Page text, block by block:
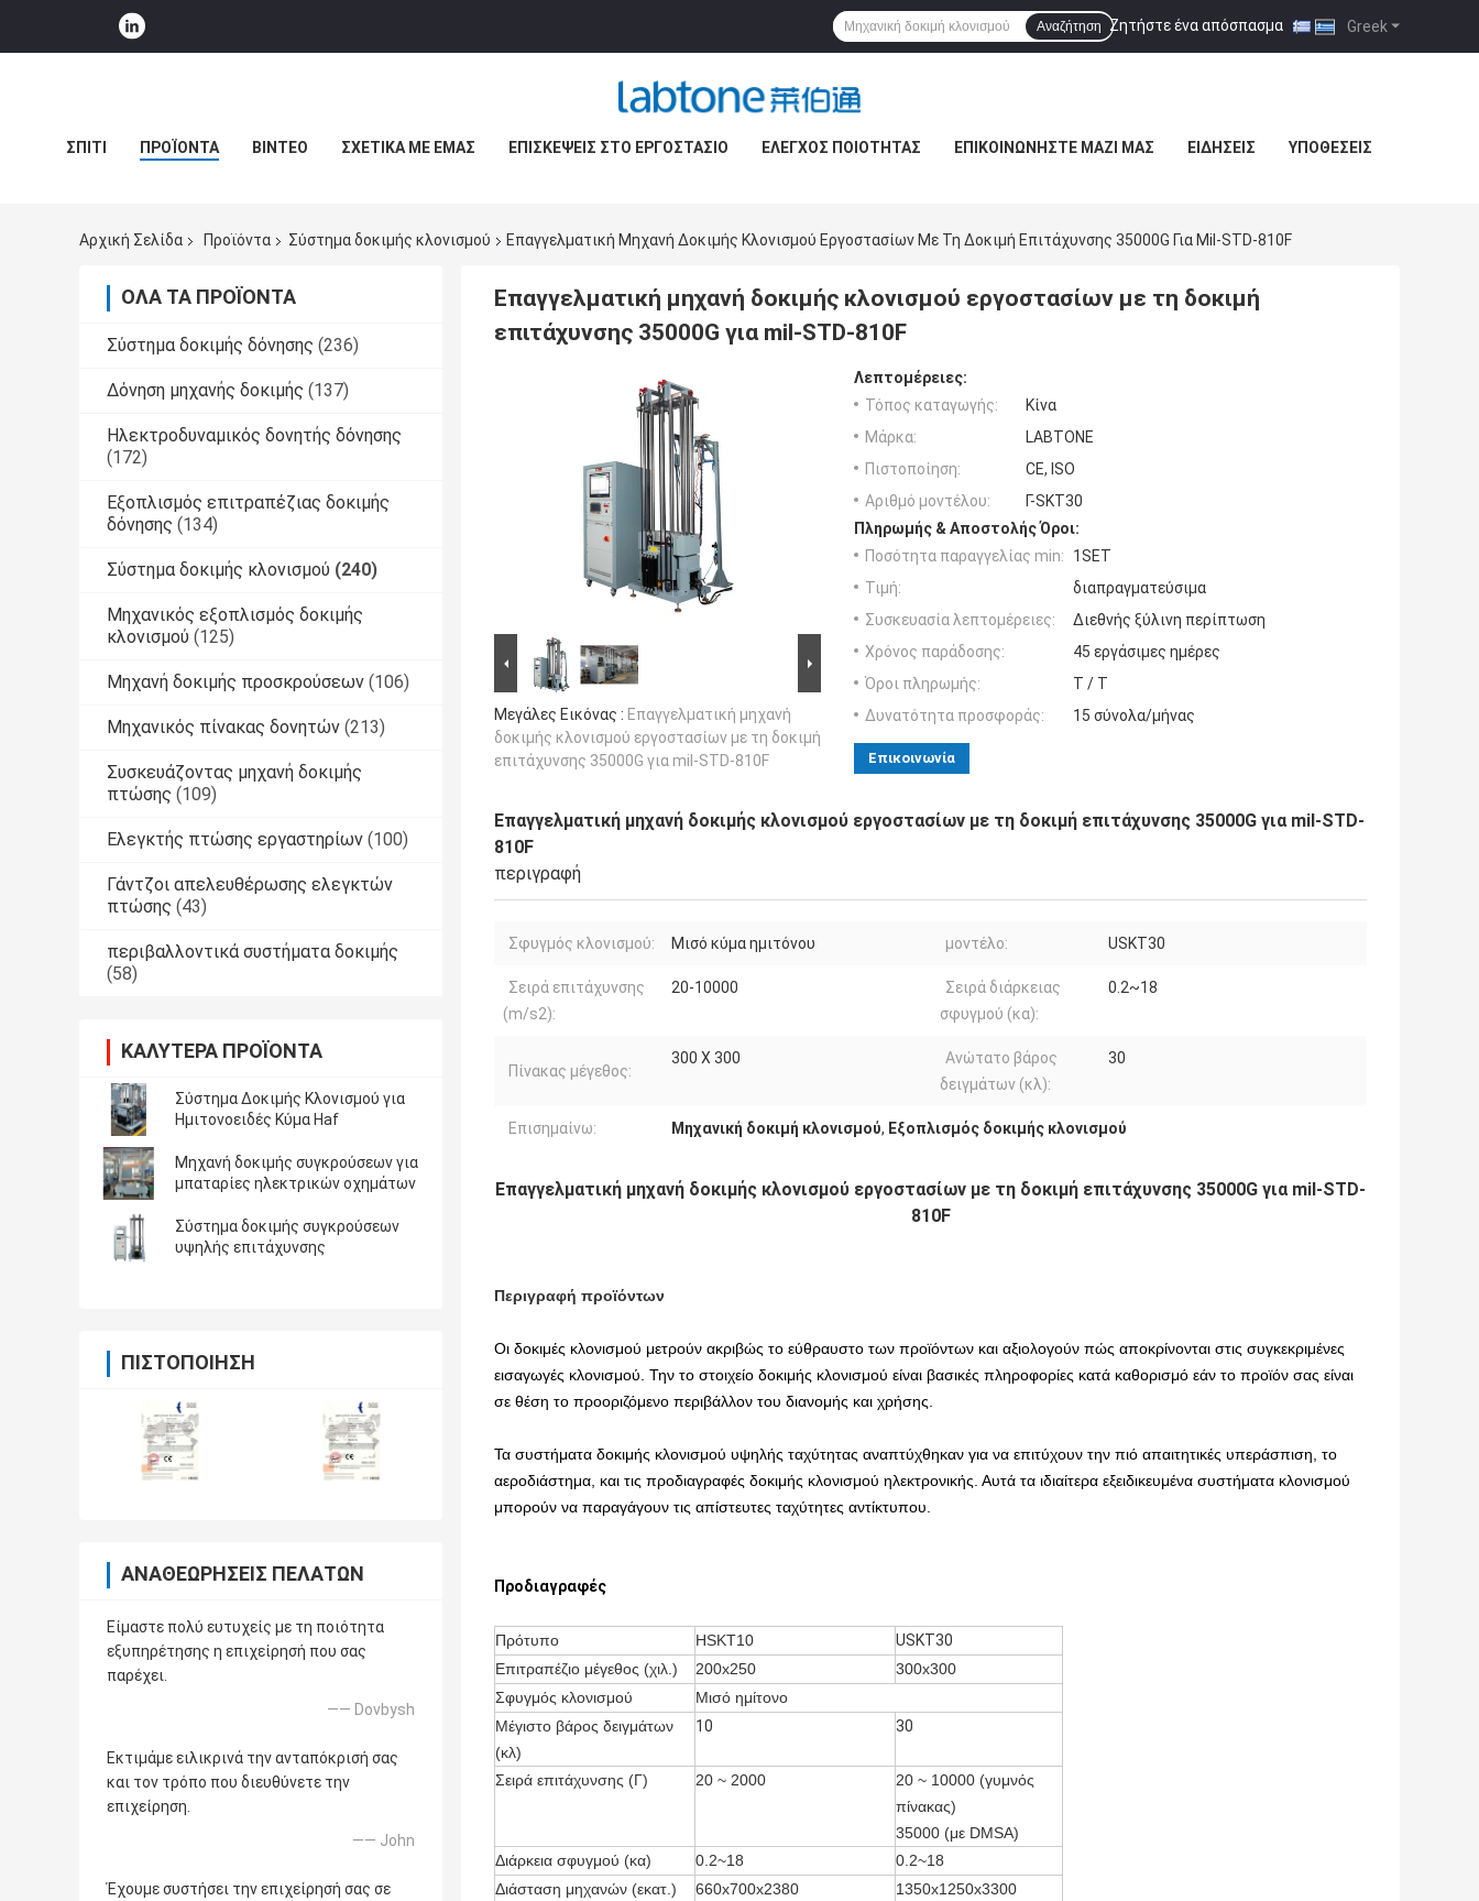
Greek
Ζητήστε ένα απόσπασμα |
Αναζήτηση
ΣΠΊΤΙ ΠΡΟΪΌΝΤΑ ΒΊΝΤΕΟ ΣΧΕΤΙΚΆ ΜΕ ΕΜΆΣ ΕΠΙΣΚΈΨΕΙΣ ΣΤΟ ΕΡΓΟΣΤΆΣΙΟ ΈΛΕΓΧΟΣ ΠΟΙΌΤΗΤΑΣ ΕΠΙΚΟΙΝΩΝΉΣΤΕ ΜΑΖΊ ΜΑΣ ΕΙΔΉΣΕΙΣ ΥΠΟΘΈΣΕΙΣ
Αρχική Σελίδα Προϊόντα Σύστημα δοκιμής κλονισμού Επαγγελματική Μηχανή Δοκιμής Κλονισμού Εργοστασίων Με Τη Δοκιμή Επιτάχυνσης 35000G Για Mil-STD-810F
ΌΛΑ ΤΑ ΠΡΟΪΌΝΤΑ
Σύστημα δοκιμής δόνησης (236)
Δόνηση μηχανής δοκιμής (137)
Ηλεκτροδυναμικός δονητής δόνησης
(172)
Εξοπλισμός επιτραπέζιας δοκιμής
δόνησης (134)
Σύστημα δοκιμής κλονισμού (240)
Μηχανικός εξοπλισμός δοκιμής
κλονισμού (125)
Μηχανή δοκιμής προσκρούσεων (106)
Μηχανικός πίνακας δονητών (213)
Συσκευάζοντας μηχανή δοκιμής
πτώσης (109)
Ελεγκτής πτώσης εργαστηρίων (100)
Γάντζοι απελευθέρωσης ελεγκτών
πτώσης (43)
περιβαλλοντικά συστήματα δοκιμής
(58)
ΚΑΛΎΤΕΡΑ ΠΡΟΪΌΝΤΑ
Σύστημα Δοκιμής Κλονισμού για
Ημιτονοειδές Κύμα Haf
Μηχανή δοκιμής συγκρούσεων για
μπαταρίες ηλεκτρικών οχημάτων
Σύστημα δοκιμής συγκρούσεων
υψηλής επιτάχυνσης
ΠΙΣΤΟΠΟΊΗΣΗ
ΑΝΑΘΕΩΡΉΣΕΙΣ ΠΕΛΑΤΏΝ
Είμαστε πολύ ευτυχείς με τη ποιότητα
εξυπηρέτησης η επιχείρησή που σας
παρέχει.
—— Dovbysh
Εκτιμάμε ειλικρινά την ανταπόκρισή σας
και τον τρόπο που διευθύνετε την
επιχείρηση.
—— John
Έχουμε συστήσει την επιχείρησή σας σε
Επαγγελματική μηχανή δοκιμής κλονισμού εργοστασίων με τη δοκιμή
επιτάχυνσης 35000G για mil-STD-810F
Μεγάλες Εικόνας : Επαγγελματική μηχανή
δοκιμής κλονισμού εργοστασίων με τη δοκιμή
επιτάχυνσης 35000G για mil-STD-810F
Λεπτομέρειες:
Τόπος καταγωγής:
Κίνα
Μάρκα:
LABTONE
Πιστοποίηση:
CE, ISO
Αριθμό μοντέλου:
Γ-SKT30
Πληρωμής & Αποστολής Όροι:
Ποσότητα παραγγελίας min:
1SET
Τιμή:
διαπραγματεύσιμα
Συσκευασία λεπτομέρειες:
Διεθνής ξύλινη περίπτωση
Χρόνος παράδοσης:
45 εργάσιμες ημέρες
Όροι πληρωμής:
T / T
Δυνατότητα προσφοράς:
15 σύνολα/μήνας
Επικοινωνία
Επαγγελματική μηχανή δοκιμής κλονισμού εργοστασίων με τη δοκιμή επιτάχυνσης 35000G για mil-STD-
810F
περιγραφή
Σφυγμός κλονισμού: Μισό κύμα ημιτόνου μοντέλο: USKT30
Σειρά επιτάχυνσης
(m/s2):
20-10000
Σειρά διάρκειας
σφυγμού (κα):
0.2~18
Πίνακας μέγεθος:
300 X 300
Ανώτατο βάρος
δειγμάτων (κλ):
30
Επισημαίνω: Μηχανική δοκιμή κλονισμού, Εξοπλισμός δοκιμής κλονισμού
Επαγγελματική μηχανή δοκιμής κλονισμού εργοστασίων με τη δοκιμή επιτάχυνσης 35000G για mil-STD-
810F
Περιγραφή προϊόντων
Οι δοκιμές κλονισμού μετρούν ακριβώς το εύθραυστο των προϊόντων και αξιολογούν πώς αποκρίνονται στις συγκεκριμένες
εισαγωγές κλονισμού. Την το στοιχείο δοκιμής κλονισμού είναι βασικές πληροφορίες κατά καθορισμό εάν το προϊόν σας είναι
σε θέση το προοριζόμενο περιβάλλον του διανομής και χρήσης.
Τα συστήματα δοκιμής κλονισμού υψηλής ταχύτητας αναπτύχθηκαν για να επιτύχουν την πιό απαιτητικές υπεράσπιση, το
αεροδιάστημα, και τις προδιαγραφές δοκιμής κλονισμού ηλεκτρονικής. Αυτά τα ιδιαίτερα εξειδικευμένα συστήματα κλονισμού
μπορούν να παραγάγουν τις απίστευτες ταχύτητες αντίκτυπου.
Προδιαγραφές
Πρότυπο HSKT10
USKT30
Επιτραπέζιο μέγεθος (χιλ.)
200x250
300x300
Σφυγμός κλονισμού
Μισό ημίτονο
Μέγιστο βάρος δειγμάτων
(κλ)
10 30
Σειρά επιτάχυνσης (Γ) 20 ~ 2000
20 ~ 10000 (γυμνός
πίνακας)
35000 (με DMSA)
Διάρκεια σφυγμού (κα)
0.2~18
0.2~18
Διάσταση μηχανών (εκατ.)
660x700x2380
1350x1250x3300